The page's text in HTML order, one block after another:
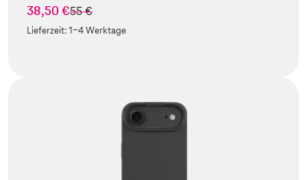
38,50 €statt
55 €
Lieferzeit:1-4 Werktage